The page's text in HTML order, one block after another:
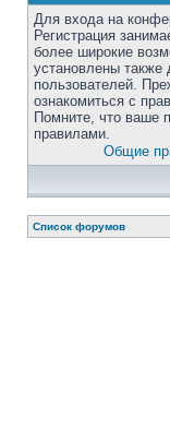
Для входа на
Регистрация
более широкие
установлены также
пользователей.
ознакомиться с
Помните, что ваше
правилами.
Общие
Список форумов